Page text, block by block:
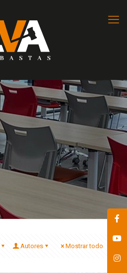
Autores Mostrar todo